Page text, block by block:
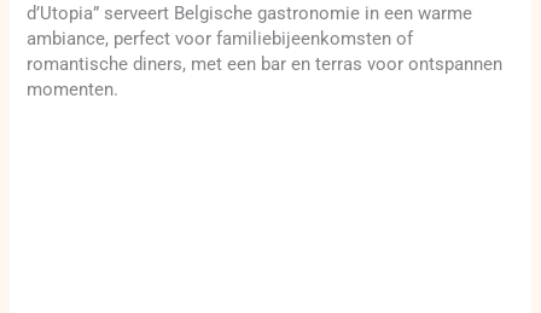
d’Utopia” serveert Belgische gastronomie in een warme
ambiance, perfect voor familiebijeenkomsten of
romantische diners, met een bar en terras voor ontspannen
momenten.